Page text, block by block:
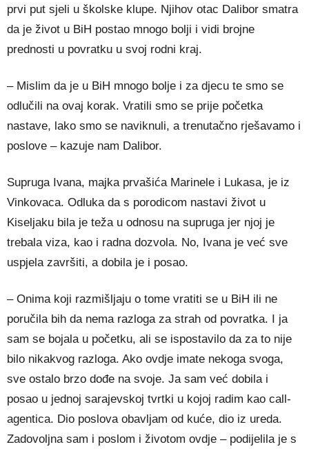
prvi put sjeli u školske klupe. Njihov otac Dalibor smatra
da je život u BiH postao mnogo bolji i vidi brojne
prednosti u povratku u svoj rodni kraj.
– Mislim da je u BiH mnogo bolje i za djecu te smo se
odlučili na ovaj korak. Vratili smo se prije početka
nastave, lako smo se naviknuli, a trenutačno rješavamo i
poslove – kazuje nam Dalibor.
Supruga Ivana, majka prvašića Marinele i Lukasa, je iz
Vinkovaca. Odluka da s porodicom nastavi život u
Kiseljaku bila je teža u odnosu na supruga jer njoj je
trebala viza, kao i radna dozvola. No, Ivana je već sve
uspjela završiti, a dobila je i posao.
– Onima koji razmišljaju o tome vratiti se u BiH ili ne
poručila bih da nema razloga za strah od povratka. I ja
sam se bojala u početku, ali se ispostavilo da za to nije
bilo nikakvog razloga. Ako ovdje imate nekoga svoga,
sve ostalo brzo dođe na svoje. Ja sam već dobila i
posao u jednoj sarajevskoj tvrtki u kojoj radim kao call-
agentica. Dio poslova obavljam od kuće, dio iz ureda.
Zadovoljna sam i poslom i životom ovdje – podijelila je s